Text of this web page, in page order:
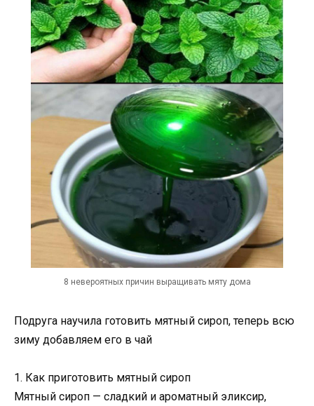
8 невероятных причин выращивать мяту дома
Подруга научила готовить мятный сироп, теперь всю
зиму добавляем его в чай
1. Как приготовить мятный сироп
Мятный сироп — сладкий и ароматный эликсир,